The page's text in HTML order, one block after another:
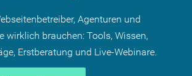
Agenturen und
wirklich brauchen: Tools, Wissen,
Erstberatung und Live-Webinare.